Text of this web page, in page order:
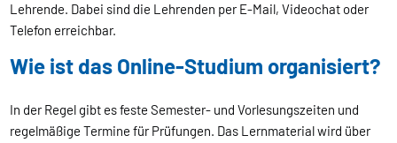
Lehrende. Dabei sind die Lehrenden per E-Mail, Videochat oder
Telefon erreichbar.
Wie ist das Online-Studium organisiert?
In der Regel gibt es feste Semester- und Vorlesungszeiten und
regelmäßige Termine für Prüfungen. Das Lernmaterial wird über